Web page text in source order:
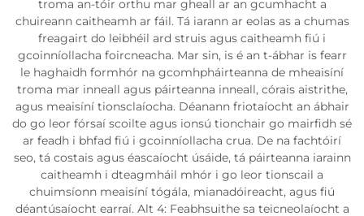
troma an-tóir orthu mar gheall ar an gcumhacht a
chuireann caitheamh ar fáil. Tá iarann ar eolas as a chumas
freagairt do leibhéil ard struis agus caitheamh fiú i
gcoinníollacha foircneacha. Mar sin, is é an t-ábhar is fearr
le haghaidh formhór na gcomhpháirteanna de mheaisíní
troma mar inneall agus páirteanna inneall, córais aistrithe,
agus meaisíní tionsclaíocha. Déanann friotaíocht an ábhair
do go leor fórsaí scoilte agus ionsú tionchair go mairfidh sé
ar feadh i bhfad fiú i gcoinníollacha crua. De na fachtóirí
seo, tá costais agus éascaíocht úsáide, tá páirteanna iarainn
caitheamh i dteagmháil mhór i go leor tionscail a
chuimsíonn meaisíní tógála, mianadóireacht, agus fiú
déantúsaíocht earraí. Alt 4: Feabhsuithe sa teicneolaíocht a